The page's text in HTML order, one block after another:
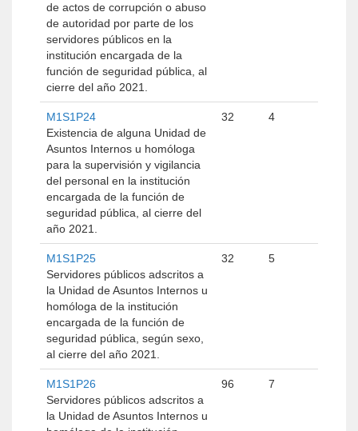
de actos de corrupción o abuso
de autoridad por parte de los
servidores públicos en la
institución encargada de la
función de seguridad pública, al
cierre del año 2021.
M1S1P24
Existencia de alguna Unidad de
Asuntos Internos u homóloga
para la supervisión y vigilancia
del personal en la institución
encargada de la función de
seguridad pública, al cierre del
año 2021.
32 4
M1S1P25
Servidores públicos adscritos a
la Unidad de Asuntos Internos u
homóloga de la institución
encargada de la función de
seguridad pública, según sexo,
al cierre del año 2021.
32 5
M1S1P26
Servidores públicos adscritos a
la Unidad de Asuntos Internos u
96 7